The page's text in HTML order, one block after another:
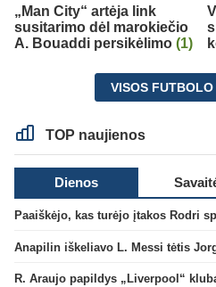
„Man City“ artėja link
susitarimo dėl marokiečio
A. Bouaddi persikėlimo (1)
VISOS
TOP naujienos
Dienos
Anapilin iškeliavo L. Messi tėtis
R. Araujo papildys „Liverpool“